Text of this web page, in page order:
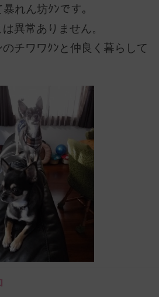
れん坊ｸﾝです。
異常ありません。
チワワｸﾝと仲良く暮らして